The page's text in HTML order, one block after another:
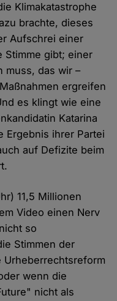
Klimakatastrophe
brachte, dieses
Aufschrei einer
Stimme gibt; einer
muss, das wir –
ergreifen
es klingt wie eine
Katarina
Ergebnis ihrer Partei
auf Defizite beim
11,5 Millionen
Video einen Nerv
so
Stimmen der
wenn die
nicht als